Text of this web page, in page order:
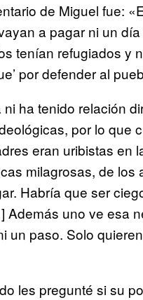
de Miguel fue:
a pagar ni un
tenían refugiados y
por defender al
ha tenido relación
por lo que
eran uribistas en
milagrosas, de
Habría que ser
uno ve esa
un paso. Solo
les pregunté si su